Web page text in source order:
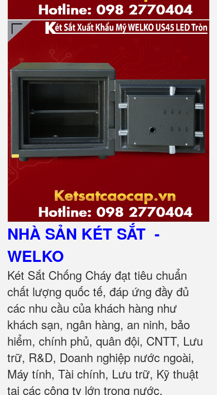
NHÀ SẢN KÉT SẮT -
WELKO
Két Sắt Chống Cháy đạt tiêu chuẩn
chất lượng quốc tế, đáp ứng đầy đủ
các nhu cầu của khách hàng như
khách sạn, ngân hàng, an ninh, bảo
hiểm, chính phủ, quân đội, CNTT, Lưu
trữ, R&D, Doanh nghiệp nước ngoài,
Máy tính, Tài chính, Lưu trữ, Kỹ thuật
tại các công ty lớn trong nước.